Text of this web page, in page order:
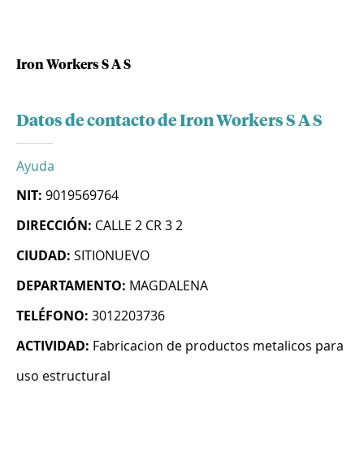
Iron Workers S A S
Datos de contacto de Iron Workers S A S
Ayuda
NIT: 9019569764
DIRECCIÓN: CALLE 2 CR 3 2
CIUDAD: SITIONUEVO
DEPARTAMENTO: MAGDALENA
TELÉFONO: 3012203736
ACTIVIDAD: Fabricacion de productos metalicos para
uso estructural